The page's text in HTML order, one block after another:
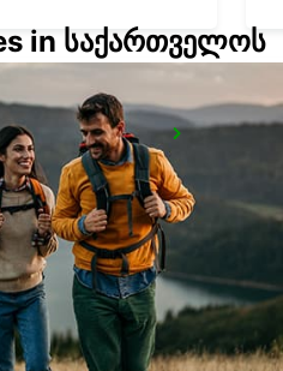
in საქართველოს